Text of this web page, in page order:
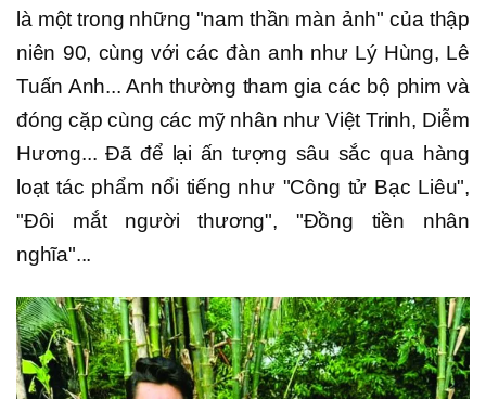
là một trong những "nam thần màn ảnh" của thập
niên 90, cùng với các đàn anh như Lý Hùng, Lê
Tuấn Anh... Anh thường tham gia các bộ phim và
đóng cặp cùng các mỹ nhân như Việt Trinh, Diễm
Hương... Đã để lại ấn tượng sâu sắc qua hàng
loạt tác phẩm nổi tiếng như "Công tử Bạc Liêu",
"Đôi mắt người thương", "Đồng tiền nhân
nghĩa"...